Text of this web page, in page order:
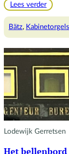
Lees verder:
in
Bätz, Kabinetorgels
Lodewijk Gerretsen
Het